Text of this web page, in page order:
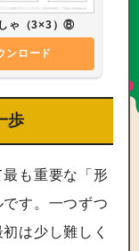
ゃ（3×3）⑧
ンロード
歩
も重要な「形
す。一つずつ
は少し難しく